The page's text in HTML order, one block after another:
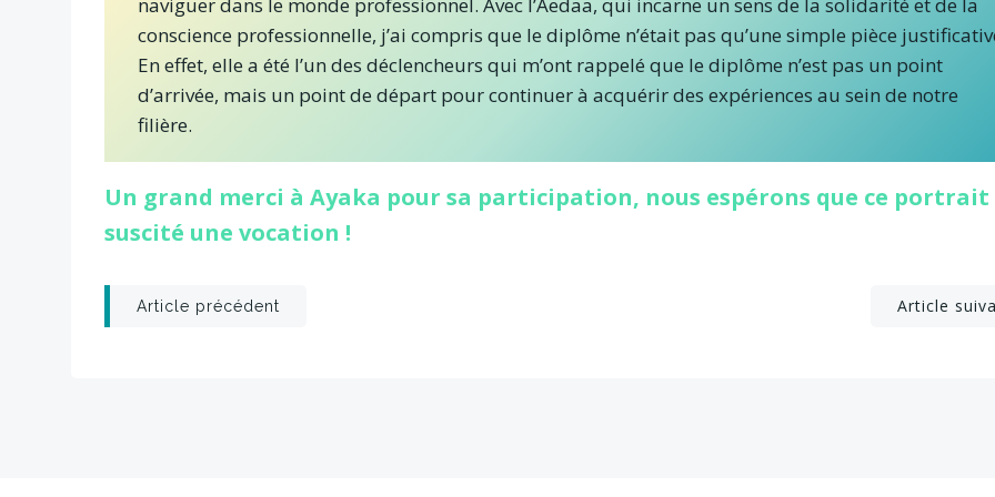
conscience professionnelle, j’ai compris que le diplôme n’était pas qu’une simple pièce
En effet, elle a été l’un des déclencheurs qui m’ont rappelé que le diplôme n’est pas un point
d’arrivée, mais un point de départ pour continuer à acquérir des expériences au sein de notre
filière.
Un grand merci à Ayaka pour sa participation, nous espérons que ce portrait
suscité une vocation !
Post
Article précédent Article